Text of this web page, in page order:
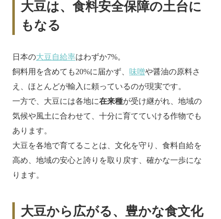
大豆は、食料安全保障の土台に
もなる
日本の大豆自給率はわずか7%。
飼料用を含めても20%に届かず、
味噌や醤油の原料さ
え、ほとんどが輸入に頼っているのが現実です。
一方で、大豆には各地に在来種が受け継がれ、地域の
気候や風土に合わせて、十分に育てていける作物でも
あります。
大豆を各地で育てることは、文化を守り、食料自給を
高め、地域の安心と誇りを取り戻す、確かな一歩にな
ります。
大豆から広がる、豊かな食文化